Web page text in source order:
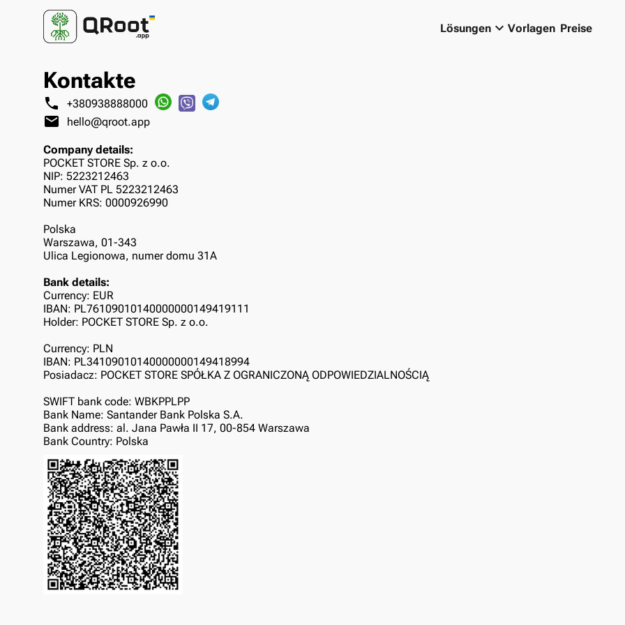
Lösungen keyboard_arrow_down Vorlagen Preise
Kontakte
phone +380938888000
mail hello@qroot.app
Company details:
POCKET STORE Sp. z o.o.
NIP: 5223212463
Numer VAT PL 5223212463
Numer KRS: 0000926990
Polska
Warszawa, 01-343
Ulica Legionowa, numer domu 31A
Bank details:
Currency: EUR
IBAN: PL76109010140000000149419111
Holder: POCKET STORE Sp. z o.o.
Currency: PLN
IBAN: PL34109010140000000149418994
Posiadacz: POCKET STORE SPÓŁKA Z OGRANICZONĄ ODPOWIEDZIALNOŚCIĄ
SWIFT bank code: WBKPPLPP
Bank Name: Santander Bank Polska S.A.
Bank address: al. Jana Pawła II 17, 00-854 Warszawa
Bank Country: Polska